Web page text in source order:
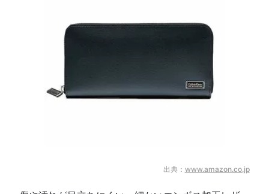
出典： www.amazon.co.jp